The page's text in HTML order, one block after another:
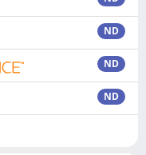
ND
ND
ND